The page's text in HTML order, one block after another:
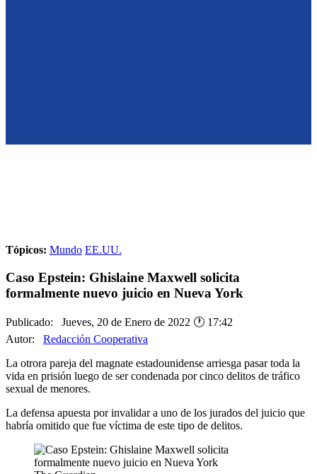
Tópicos: Mundo EE.UU.
Caso Epstein: Ghislaine Maxwell solicita
formalmente nuevo juicio en Nueva York
Publicado: Jueves, 20 de Enero de 2022 🕐 17:42
Autor: Redacción Cooperativa
La otrora pareja del magnate estadounidense arriesga pasar toda la
vida en prisión luego de ser condenada por cinco delitos de tráfico
sexual de menores.
La defensa apuesta por invalidar a uno de los jurados del juicio que
habría omitido que fue víctima de este tipo de delitos.